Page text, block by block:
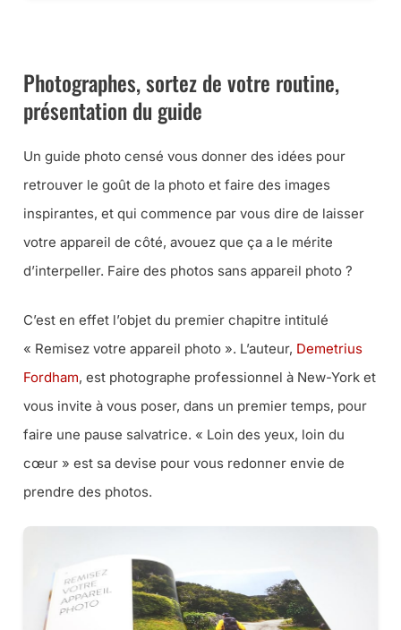
Photographes, sortez de votre routine,
présentation du guide
Un guide photo censé vous donner des idées pour
retrouver le goût de la photo et faire des images
inspirantes, et qui commence par vous dire de laisser
votre appareil de côté, avouez que ça a le mérite
d’interpeller. Faire des photos sans appareil photo ?
C’est en effet l’objet du premier chapitre intitulé
« Remisez votre appareil photo ». L’auteur, Demetrius
Fordham, est photographe professionnel à New-York et
vous invite à vous poser, dans un premier temps, pour
faire une pause salvatrice. « Loin des yeux, loin du
cœur » est sa devise pour vous redonner envie de
prendre des photos.